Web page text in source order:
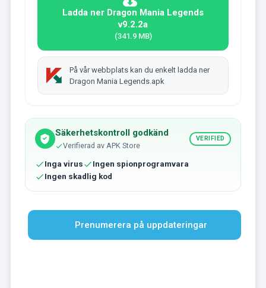
Ladda ner Dragon Mania Legends
v9.2.2a
(341.9 MB)
På vår webbplats kan du enkelt ladda ner
Dragon Mania Legends.apk
Säkerhetskontroll godkänd
Verifierad av APK Store
VERIFIED
Inga virus
Ingen spionprogramvara
Ingen skadlig kod
Prenumerera på uppdateringar